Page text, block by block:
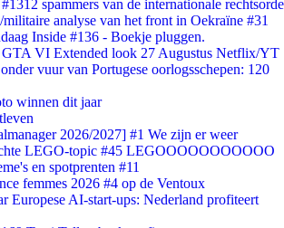
spammers van de internationale rechtsorde
militaire analyse van het front in Oekraïne #31
Inside #136 - Boekje pluggen.
VI Extended look 27 Augustus Netflix/YT
vuur van Portugese oorlogsschepen: 120
winnen dit jaar
2026/2027] #1 We zijn er weer
LEGO-topic #45 LEGOOOOOOOOOOO
en spotprenten #11
femmes 2026 #4 op de Ventoux
Europese AI-start-ups: Nederland profiteert